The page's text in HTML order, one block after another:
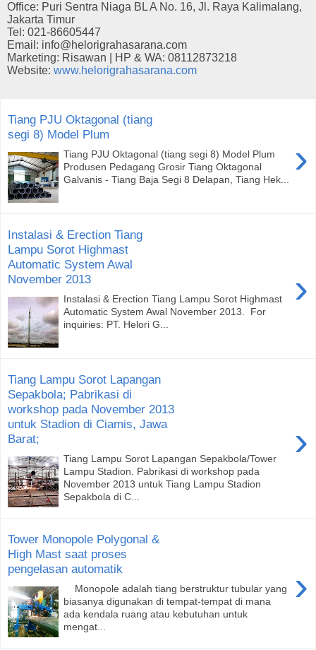
Office: Puri Sentra Niaga BL A No. 16, Jl. Raya Kalimalang,
Jakarta Timur
Tel: 021-86605447
Email: info@helorigrahasarana.com
Marketing: Risawan | HP & WA: 08112873218
Website: www.helorigrahasarana.com
Tiang PJU Oktagonal (tiang
segi 8) Model Plum
›
Tiang PJU Oktagonal (tiang segi 8) Model Plum
Produsen Pedagang Grosir Tiang Oktagonal
Galvanis - Tiang Baja Segi 8 Delapan, Tiang Hek...
Instalasi & Erection Tiang
Lampu Sorot Highmast
Automatic System Awal
November 2013
›
Instalasi & Erection Tiang Lampu Sorot Highmast
Automatic System Awal November 2013. For
inquiries: PT. Helori G...
Tiang Lampu Sorot Lapangan
Sepakbola; Pabrikasi di
workshop pada November 2013
untuk Stadion di Ciamis, Jawa
Barat;
›
Tiang Lampu Sorot Lapangan Sepakbola/Tower
Lampu Stadion. Pabrikasi di workshop pada
November 2013 untuk Tiang Lampu Stadion
Sepakbola di C...
Tower Monopole Polygonal &
High Mast saat proses
pengelasan automatik
›
Monopole adalah tiang berstruktur tubular yang
biasanya digunakan di tempat-tempat di mana
ada kendala ruang atau kebutuhan untuk
mengat...